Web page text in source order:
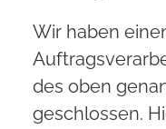
Wir haben
des oben
geschlossen.